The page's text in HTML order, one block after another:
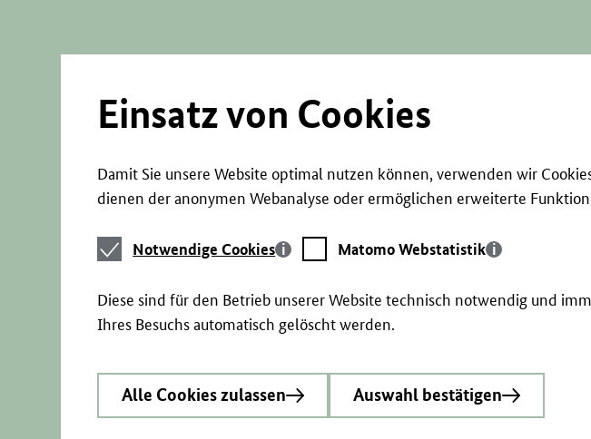
Einsatz von Cookies
Damit Sie unsere Website optimal nutzen können, verwenden wir
dienen der anonymen Webanalyse oder ermöglichen erweiterte
Notwendige
Cookies
Notwendige Cookies
Matomo
Webstatistik
Matomo Webstatistik
Diese sind für den Betrieb unserer Website technisch notwendig und
Ihres Besuchs automatisch gelöscht werden.
Alle Cookies zulassen Auswahl bestätigen